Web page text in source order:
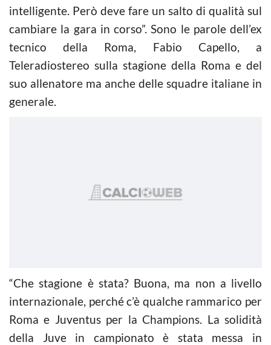
intelligente. Però deve fare un salto di qualità sul
cambiare la gara in corso”. Sono le parole dell’ex
tecnico della Roma, Fabio Capello, a
Teleradiostereo sulla stagione della Roma e del
suo allenatore ma anche delle squadre italiane in
generale.
“Che stagione è stata? Buona, ma non a livello
internazionale, perché c’è qualche rammarico per
Roma e Juventus per la Champions. La solidità
della Juve in campionato è stata messa in